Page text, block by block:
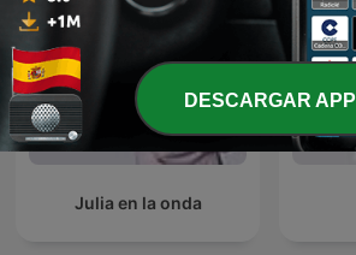
Julia en la onda
DESCARGAR APP